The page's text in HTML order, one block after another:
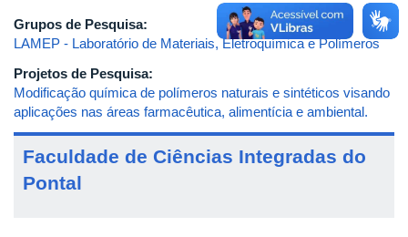
Grupos de Pesquisa:
LAMEP - Laboratório de Materiais, Eletroquímica e Polímeros
Projetos de Pesquisa:
Modificação química de polímeros naturais e sintéticos visando
aplicações nas áreas farmacêutica, alimentícia e ambiental.
Faculdade de Ciências Integradas do
Pontal